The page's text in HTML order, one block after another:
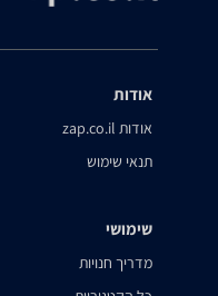
אודות
אודות zap.co.il
תנאי שימוש
שימושי
מדריך חנויות